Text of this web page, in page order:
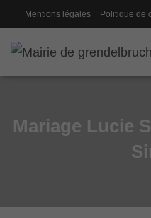
Mentions légales Politique de
Mariage Lucie